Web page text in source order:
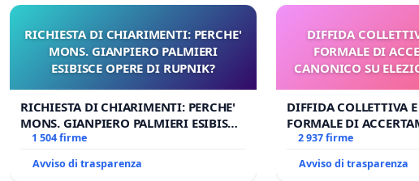
RICHIESTA DI CHIARIMENTI: PERCHE'
MONS. GIANPIERO PALMIERI
ESIBISCE OPERE DI RUPNIK?
RICHIESTA DI CHIARIMENTI: PERCHE'
MONS. GIANPIERO PALMIERI ESIBISCE
OPERE DI RUPNIK?
1 504 firme
Avviso di trasparenza
DIFFIDA
FORMALE DI
CANONICO SU
DIFFIDA COLLETTIVA
FORMALE DI
CANONICO SU
2 937 firme
Avviso di trasparenza